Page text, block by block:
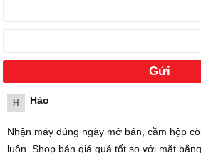
Sản phẩm
Thời gian ra
Galaxy S26
H Hảo
Nhận máy đúng ngày mở bán, cầm hộp
luôn. Shop bán giá quá tốt so với mặt